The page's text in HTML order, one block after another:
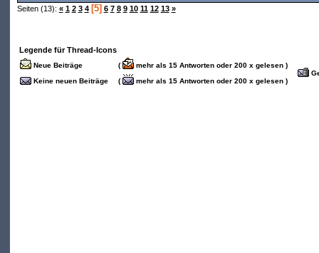
Seiten (13): « 1 2 3 4 [5] 6 7 8 9 10 11 12 13 »
Legende für Thread-Icons
Neue Beiträge (
mehr als 15 Antworten oder 200 x gelesen )
Keine neuen Beiträge
( mehr als 15 Antworten oder 200 x gelesen )